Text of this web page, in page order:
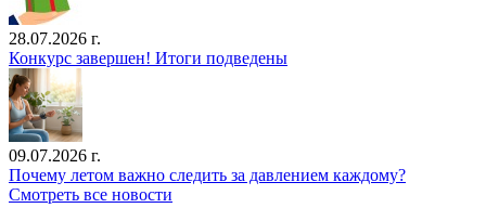
28.07.2026 г.
Конкурс завершен! Итоги подведены
09.07.2026 г.
Почему летом важно следить за давлением каждому?
Смотреть все новости